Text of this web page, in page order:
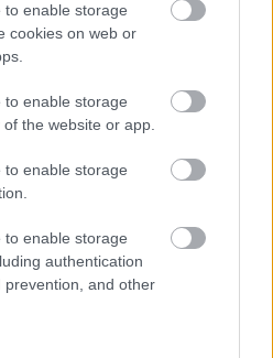
to enable storage
cookies on web or
to enable storage
the website or app.
to enable storage
to enable storage
authentication
and other
DALFESZTIVÁLT,
SCORING ORCHESTRA IS
VÖLGYE